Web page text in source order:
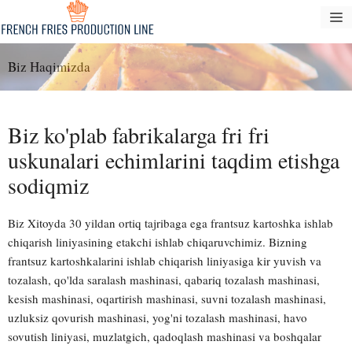
oʻtish
Biz Haqimizda
Biz ko'plab fabrikalarga fri fri
uskunalari echimlarini taqdim etishga
sodiqmiz
Biz Xitoyda 30 yildan ortiq tajribaga ega frantsuz kartoshka ishlab
chiqarish liniyasining etakchi ishlab chiqaruvchimiz. Bizning
frantsuz kartoshkalarini ishlab chiqarish liniyasiga kir yuvish va
tozalash, qo'lda saralash mashinasi, qabariq tozalash mashinasi,
kesish mashinasi, oqartirish mashinasi, suvni tozalash mashinasi,
uzluksiz qovurish mashinasi, yog'ni tozalash mashinasi, havo
sovutish liniyasi, muzlatgich, qadoqlash mashinasi va boshqalar